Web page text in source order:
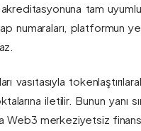
tam
numaraları, platformun
vasıtasıyla
iletilir. Bunun yanı
Web3 merkeziyetsiz